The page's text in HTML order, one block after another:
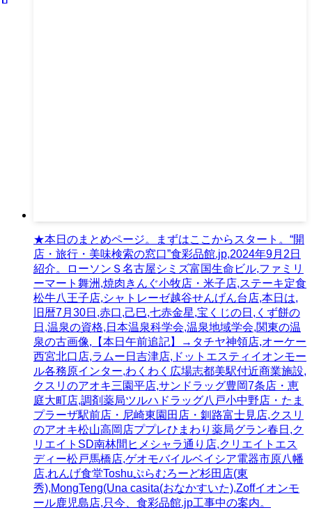
★本日のまとめページ。まずはここからスタート。“開
店・旅行・美味検索の窓口”食彩品館.jp,2024年9月2日
紹介。ローソンＳ名古屋シミズ富国生命ビル,ファミリ
ーマート舞洲,焼肉きんぐ小牧店・米子店,ステーキ定食
松牛八王子店,シャトレーゼ越谷せんげん台店,本日は,
旧暦7月30日,赤口,己巳,七赤金星,宝くじの日,くず餅の
日,温泉の資格,日本温泉科学会,温泉地域学会,関東の温
泉の古画像,【本日午前追記】→タチヤ神領店,オーケー
西宮北口店,ラムー日吉津店,ドットエスティイオンモー
ル各務原インター,わくわく広場志都美駅付近商業施設,
クスリのアオキ三園平店,サンドラッグ豊岡7条店・恵
庭大町店,調剤薬局ツルハドラッグ八戸小中野店・たま
プラーザ駅前店・尼崎東園田店・釧路富士見店,クスリ
のアオキ松山高岡店ププレひまわり薬局グラン春日,ク
リエイトSD南林間ヒメシャラ通り店,クリエイトエス
ディー松戸馬橋店,ゲオモバイルベイシア電器市原八幡
店,れんげ食堂Toshuぷらむろーど杉田店(東
秀),MongTeng(Una casita(おなかすいた),Zoffイオンモ
ール鹿児島店,只今、食彩品館.jp工事中の案内。